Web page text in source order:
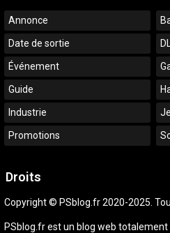
Annonce
Date de sortie
Événement
Guide
Industrie
Promotions
Droits
Copyright © PSblog.fr 2020-2025.
PSblog.fr est un blog web totalement